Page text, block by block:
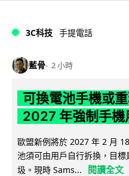
3C科技 手提電話
藍骨 2 小時
可換電池手機或
2027 年強制手機
歐盟新例將於 2027 年 2 月
池須可由用戶自行拆換，目
圾。現時 Sams...
閱讀全文